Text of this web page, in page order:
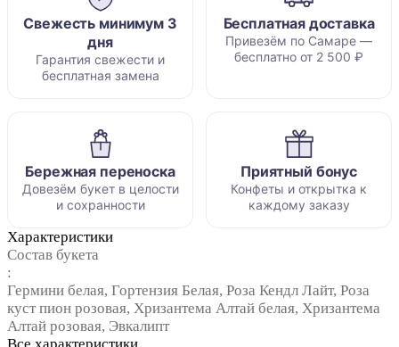
Свежесть минимум 3
дня
Гарантия свежести и
бесплатная замена
Бесплатная доставка
Привезём по Самаре —
бесплатно от 2 500 ₽
Бережная переноска
Довезём букет в целости
и сохранности
Приятный бонус
Конфеты и открытка к
каждому заказу
Характеристики
Состав букета
:
Гермини белая, Гортензия Белая, Роза Кендл Лайт, Роза
куст пион розовая, Хризантема Алтай белая, Хризантема
Алтай розовая, Эвкалипт